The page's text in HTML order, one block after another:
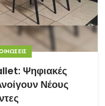
Ψηφιακές
Νέους